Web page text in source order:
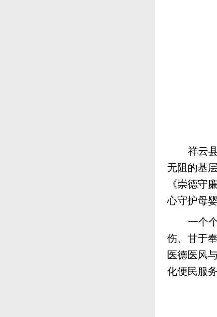
祥云
无阻的基
《崇德守
心守护母
一个
伤、甘于
医德医风
化便民服